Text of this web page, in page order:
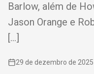
Barlow, além de
Jason Orange e
[…]
29 de dezembro de 2025